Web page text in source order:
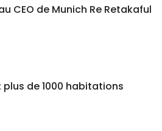
CEO de Munich Re Retakaful
plus de 1000 habitations